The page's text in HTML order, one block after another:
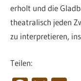
erholt und die
theatralisch jeden
zu interpretieren,
Teilen: